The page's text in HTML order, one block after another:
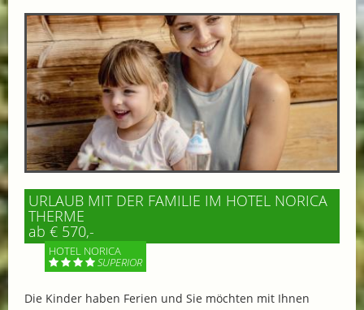
URLAUB MIT DER FAMILIE IM HOTEL NORICA
THERME
ab € 570,-
HOTEL NORICA
SUPERIOR
Die Kinder haben Ferien und Sie möchten mit Ihnen